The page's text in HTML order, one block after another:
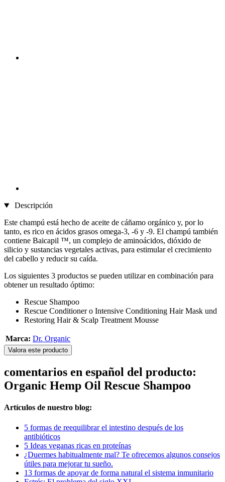
Descripción
Este champú está hecho de aceite de cáñamo orgánico y, por lo
tanto, es rico en ácidos grasos omega-3, -6 y -9. El champú también
contiene Baicapil ™, un complejo de aminoácidos, dióxido de
silicio y sustancias vegetales activas, para estimular el crecimiento
del cabello y reducir su caída.
Los siguientes 3 productos se pueden utilizar en combinación para
obtener un resultado óptimo:
Rescue Shampoo
Rescue Conditioner o Intensive Conditioning Hair Mask und
Restoring Hair & Scalp Treatment Mousse
Marca: Dr. Organic
Valora este producto
comentarios en español del producto:
Organic Hemp Oil Rescue Shampoo
Artículos de nuestro blog:
5 formas de reequilibrar el intestino después de los
antibióticos
5 Ideas veganas ricas en proteínas
¿Duermes habitualmente mal? Te ofrecemos algunos consejos
útiles para mejorar tu sueño.
13 formas de apoyar de forma natural el sistema inmunitario